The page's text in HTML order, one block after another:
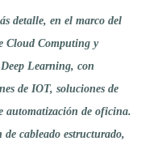
detalle, en el marco del
Cloud Computing y
Learning, con
de IOT, soluciones de
automatización de oficina.
cableado estructurado,